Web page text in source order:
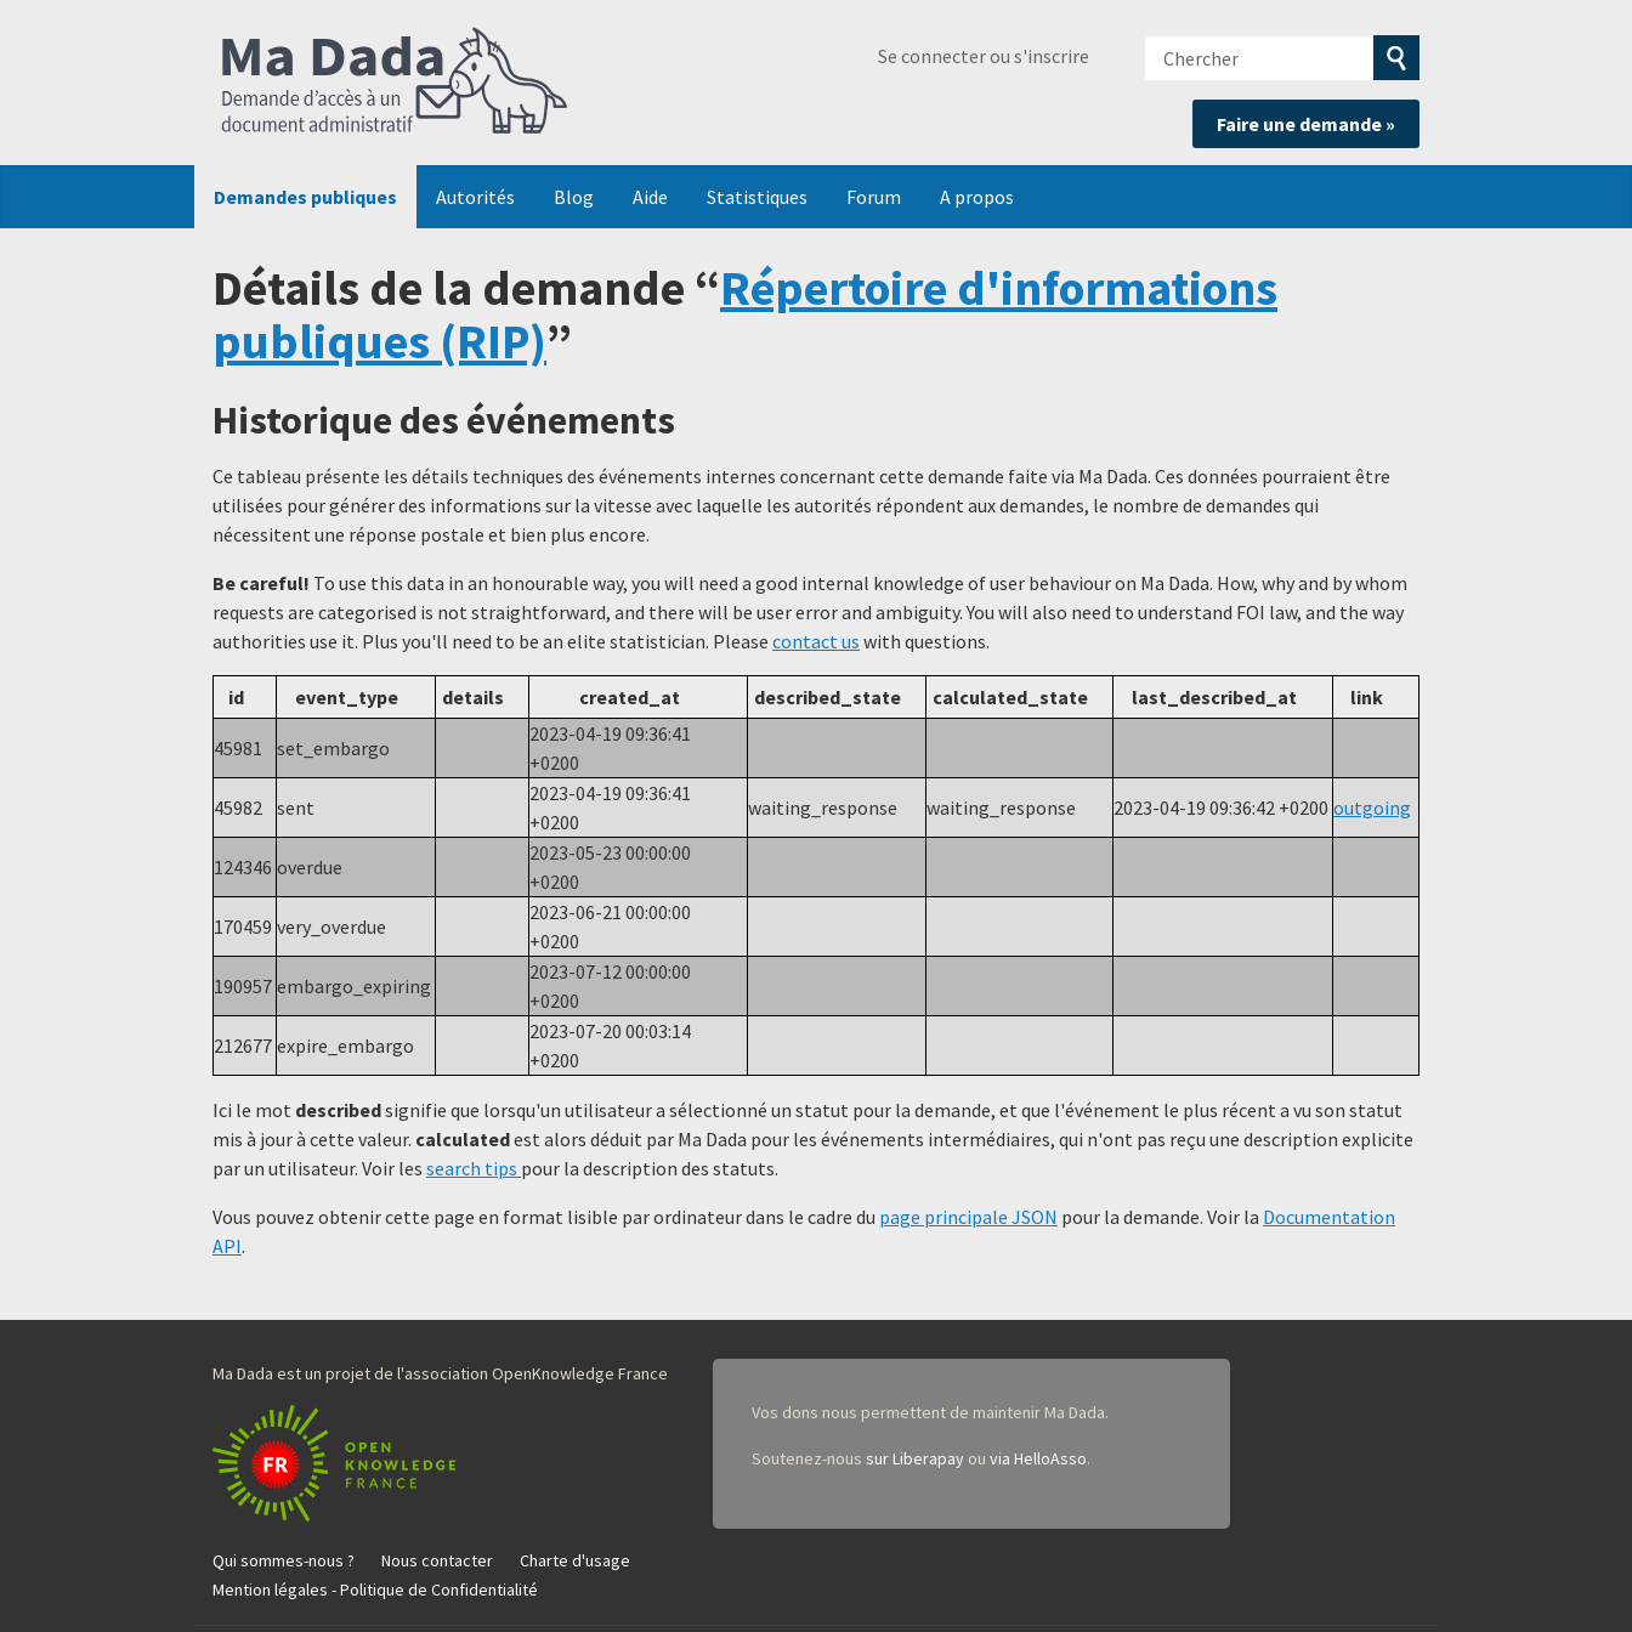
Se connecter ou s'inscrire
Chercher
Soumettre
la
recherche
Faire une demande »
Demandes publiques Autorités Blog Aide Statistiques Forum A propos
Détails de la demande “Répertoire d'informations
publiques (RIP)”
Historique des événements
Ce tableau présente les détails techniques des événements internes concernant cette demande faite via Ma Dada. Ces données pourraient être
utilisées pour générer des informations sur la vitesse avec laquelle les autorités répondent aux demandes, le nombre de demandes qui
nécessitent une réponse postale et bien plus encore.
Be careful! To use this data in an honourable way, you will need a good internal knowledge of user behaviour on Ma Dada. How, why and by whom
requests are categorised is not straightforward, and there will be user error and ambiguity. You will also need to understand FOI law, and the way
authorities use it. Plus you'll need to be an elite statistician. Please contact us with questions.
id event_type details created_at described_state calculated_state last_described_at link
45981 set_embargo
2023-04-19 09:36:41
+0200
45982 sent
2023-04-19 09:36:41
+0200
waiting_response waiting_response 2023-04-19 09:36:42 +0200 outgoing
124346 overdue
2023-05-23 00:00:00
+0200
170459 very_overdue
2023-06-21 00:00:00
+0200
190957 embargo_expiring
2023-07-12 00:00:00
+0200
212677 expire_embargo
2023-07-20 00:03:14
+0200
Ici le mot describedsignifie que lorsqu'un utilisateur a sélectionné un statut ​​pour la demande, et que l'événement le plus récent a vu son statut
mis à jour à cette valeur. calculatedest alors déduit par Ma Dada pour les événements intermédiaires, qui n'ont pas reçu une description explicite
par un utilisateur. Voir les search tips pour la description des statuts.
Vous pouvez obtenir cette page en format lisible par ordinateur dans le cadre du page principale JSON pour la demande. Voir la Documentation
API.
Ma Dada est un projet de l'association OpenKnowledge France
Qui sommes-nous ? Nous contacter
Charte d'usage
Mention légales - Politique de Confidentialité
Vos dons nous permettent de maintenir Ma Dada.
Soutenez-nous sur Liberapayou via HelloAsso.